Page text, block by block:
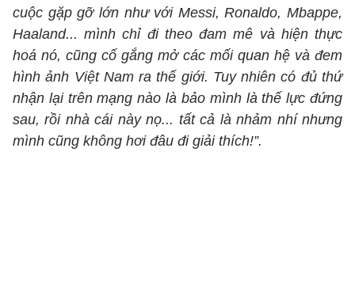
cuộc gặp gỡ lớn như với Messi, Ronaldo, Mbappe,
Haaland... mình chỉ đi theo đam mê và hiện thực
hoá nó, cũng cố gắng mở các mối quan hệ và đem
hình ảnh Việt Nam ra thế giới. Tuy nhiên có đủ thứ
nhận lại trên mạng nào là bảo mình là thế lực đứng
sau, rồi nhà cái này nọ... tất cả là nhảm nhí nhưng
mình cũng không hơi đâu đi giải thích!”.